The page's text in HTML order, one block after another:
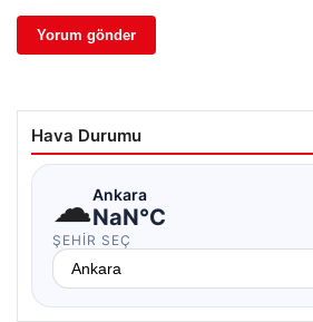
Hava Durumu
☁Ankara
NaN°C
ŞEHIR SEÇ